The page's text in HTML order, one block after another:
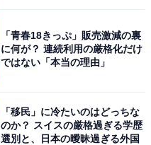
「青春18きっぷ」販売激減の裏
に何が？ 連続利用の厳格化だけ
ではない「本当の理由」
「移民」に冷たいのはどっちな
のか？ スイスの厳格過ぎる学歴
選別と、日本の曖昧過ぎる外国